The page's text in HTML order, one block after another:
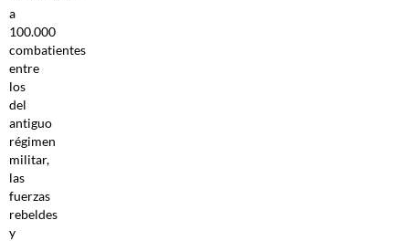
a
100.000
combatientes
entre
los
del
antiguo
régimen
militar,
las
fuerzas
rebeldes
y